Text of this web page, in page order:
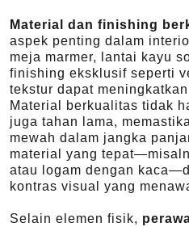
Material dan finishing
aspek penting dalam
meja marmer, lantai kayu
finishing eksklusif seperti
tekstur dapat
Material berkualitas tidak
juga tahan lama,
mewah dalam jangka
material yang
atau logam dengan
kontras visual yang
Selain elemen fisik,